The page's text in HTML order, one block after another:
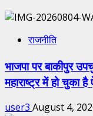
राजनीति
भाजपा पर बाकीपुर
महाराष्ट्र में हो चुका
user3 August 4,